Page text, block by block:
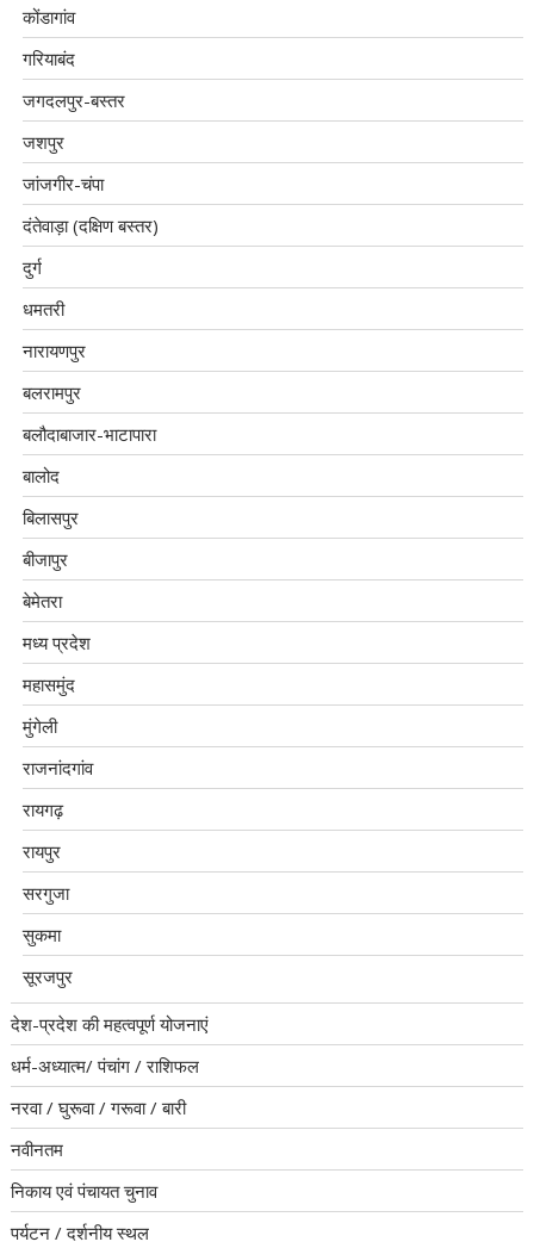
कोंडागांव
गरियाबंद
जगदलपुर-बस्तर
जशपुर
जांजगीर-चंपा
दंतेवाड़ा (दक्षिण बस्तर)
दुर्ग
धमतरी
नारायणपुर
बलरामपुर
बलौदाबाजार-भाटापारा
बालोद
बिलासपुर
बीजापुर
बेमेतरा
मध्य प्रदेश
महासमुंद
मुंगेली
राजनांदगांव
रायगढ़
रायपुर
सरगुजा
सुकमा
सूरजपुर
देश-प्रदेश की महत्वपूर्ण योजनाएं
धर्म-अध्यात्म/ पंचांग / राशिफल
नरवा / घुरूवा / गरूवा / बारी
नवीनतम
निकाय एवं पंचायत चुनाव
पर्यटन / दर्शनीय स्थल